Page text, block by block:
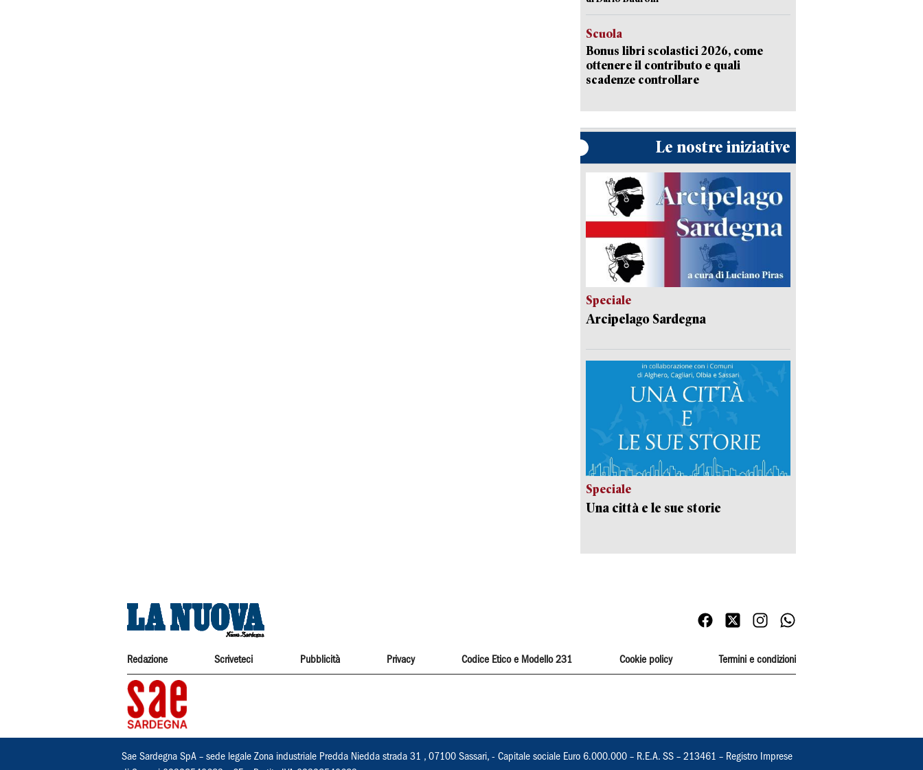
Scuola
Bonus libri scolastici 2026, come
ottenere il contributo e quali
scadenze controllare
Le nostre iniziative
Speciale
Arcipelago Sardegna
Speciale
Una città e le sue storie
Redazione Scriveteci Pubblicità Privacy Codice Etico e Modello 231 Cookie policy Termini e condizioni
Sae Sardegna SpA – sede legale Zona industriale Predda Niedda strada 31 , 07100 Sassari, - Capitale sociale Euro 6.000.000 – R.E.A. SS – 213461 – Registro Imprese